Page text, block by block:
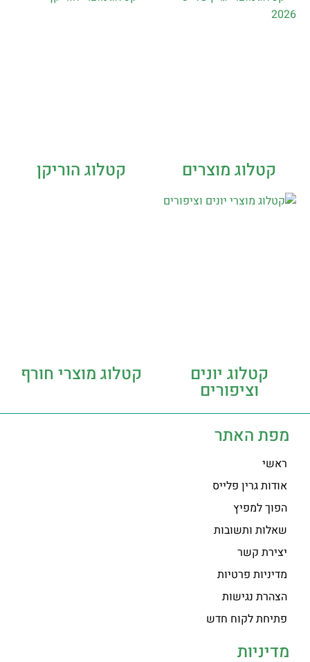
קטלוג מוצרים קטלוג הוריקן
קטלוג יונים
וציפורים
קטלוג מוצרי חורף
מפת האתר
ראשי
אודות גרין פלייס
הפוך למפיץ
שאלות ותשובות
יצירת קשר
מדיניות פרטיות
הצהרת נגישות
פתיחת לקוח חדש
מדיניות